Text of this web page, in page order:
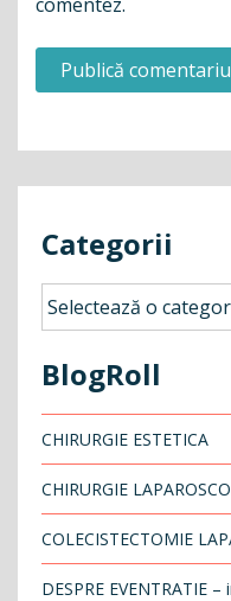
Categorii
Categorii
BlogRoll
CHIRURGIE ESTETICA
CHIRURGIE
COLECISTECTOMIE
DESPRE EVENTRATIE